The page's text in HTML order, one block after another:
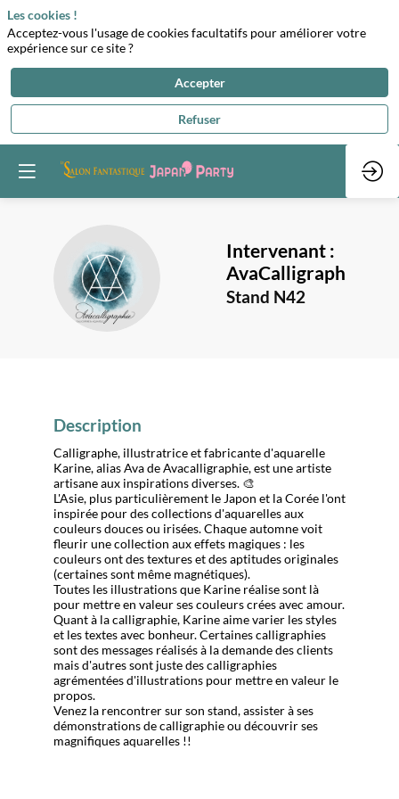
I:A
Intervenant :
AvaCalligraphie
Stand N42
Description
Calligraphe, illustratrice et fabricante d'aquarelle
Karine, alias Ava de Avacalligraphie, est une artiste
artisane aux inspirations diverses. 🎨
L'Asie, plus particulièrement le Japon et la Corée l'ont
inspirée pour des collections d'aquarelles aux
couleurs douces ou irisées. Chaque automne voit
fleurir une collection aux effets magiques : les
couleurs ont des textures et des aptitudes originales
(certaines sont même magnétiques).
Toutes les illustrations que Karine réalise sont là
pour mettre en valeur ses couleurs crées avec amour.
Quant à la calligraphie, Karine aime varier les styles
et les textes avec bonheur. Certaines calligraphies
sont des messages réalisés à la demande des clients
mais d'autres sont juste des calligraphies
agrémentées d'illustrations pour mettre en valeur le
propos.
Venez la rencontrer sur son stand, assister à ses
démonstrations de calligraphie ou découvrir ses
magnifiques aquarelles !!
Les cookies !
Acceptez-vous l'usage de cookies facultatifs pour améliorer votre
expérience sur ce site ?
Accepter
Refuser